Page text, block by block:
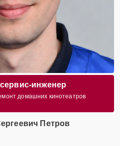
инженер
домашних кинотеатров
Петров